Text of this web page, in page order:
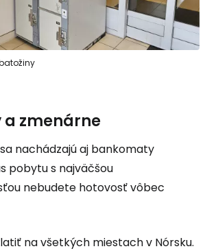
zmenárne
nachádzajú aj bankomaty
pobytu s najväčšou
nebudete hotovosť vôbec
na všetkých miestach v Nórsku.